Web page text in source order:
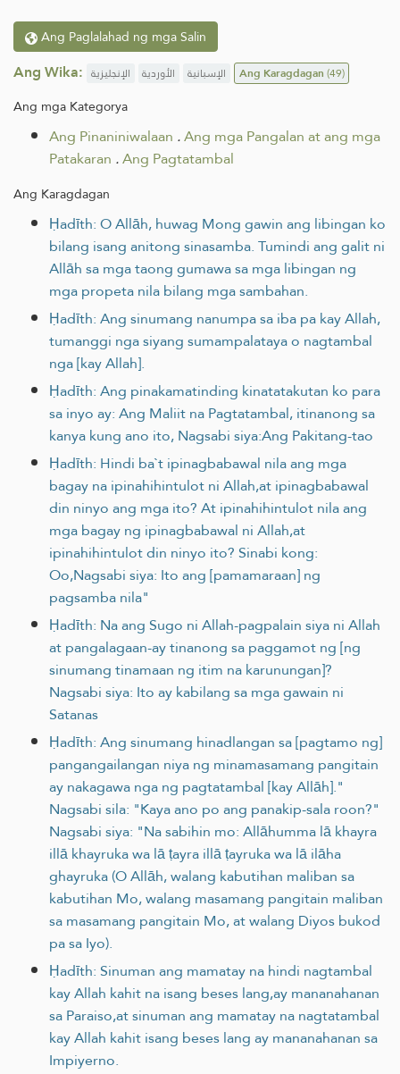
Ang Paglalahad ng mga Salin
Ang Wika: الإنجليزية الأوردية الإسبانية Ang Karagdagan(49)
Ang mga Kategorya
Ang Pinaniniwalaan .Ang mga Pangalan at ang mga
Patakaran .Ang Pagtatambal
Ang Karagdagan
Ḥadīth: O Allāh, huwag Mong gawin ang libingan ko
bilang isang anitong sinasamba. Tumindi ang galit ni
Allāh sa mga taong gumawa sa mga libingan ng
mga propeta nila bilang mga sambahan.
Ḥadīth: Ang sinumang nanumpa sa iba pa kay Allah,
tumanggi nga siyang sumampalataya o nagtambal
nga [kay Allah].
Ḥadīth: Ang pinakamatinding kinatatakutan ko para
sa inyo ay: Ang Maliit na Pagtatambal, itinanong sa
kanya kung ano ito, Nagsabi siya:Ang Pakitang-tao
Ḥadīth: Hindi ba`t ipinagbabawal nila ang mga
bagay na ipinahihintulot ni Allah,at ipinagbabawal
din ninyo ang mga ito? At ipinahihintulot nila ang
mga bagay ng ipinagbabawal ni Allah,at
ipinahihintulot din ninyo ito? Sinabi kong:
Oo,Nagsabi siya: Ito ang [pamamaraan] ng
pagsamba nila"
Ḥadīth: Na ang Sugo ni Allah-pagpalain siya ni Allah
at pangalagaan-ay tinanong sa paggamot ng [ng
sinumang tinamaan ng itim na karunungan]?
Nagsabi siya: Ito ay kabilang sa mga gawain ni
Satanas
Ḥadīth: Ang sinumang hinadlangan sa [pagtamo ng]
pangangailangan niya ng minamasamang pangitain
ay nakagawa nga ng pagtatambal [kay Allāh]."
Nagsabi sila: "Kaya ano po ang panakip-sala roon?"
Nagsabi siya: "Na sabihin mo: Allāhumma lā khayra
illā khayruka wa lā ṭayra illā ṭayruka wa lā ilāha
ghayruka (O Allāh, walang kabutihan maliban sa
kabutihan Mo, walang masamang pangitain maliban
sa masamang pangitain Mo, at walang Diyos bukod
pa sa Iyo).
Ḥadīth: Sinuman ang mamatay na hindi nagtambal
kay Allah kahit na isang beses lang,ay mananahanan
sa Paraiso,at sinuman ang mamatay na nagtatambal
kay Allah kahit isang beses lang ay mananahanan sa
Impiyerno.